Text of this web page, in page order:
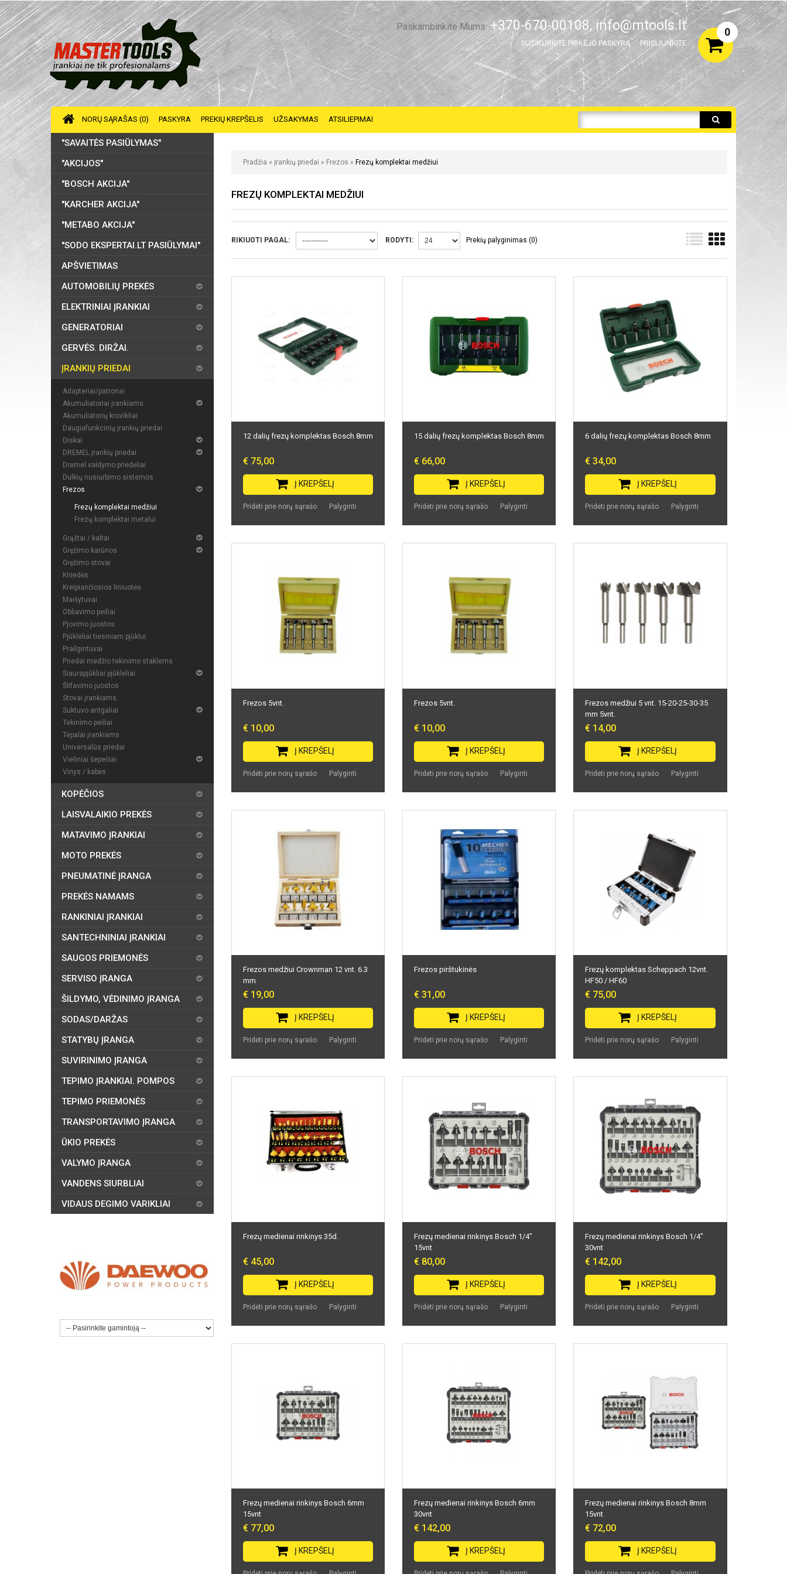
0
Paskambinkite Mums:+370-670-00108,info@mtools.lt
PRISIJUNKITE
SUSIKURKITE PIRKĖJO PASKYRĄ
NORŲ SĄRAŠAS (0) PASKYRA PREKIŲ KREPŠELIS UŽSAKYMAS ATSILIEPIMAI
Pradžia » Įrankių priedai » Frezos » Frezų komplektai medžiui
FREZŲ KOMPLEKTAI MEDŽIUI
RIKIUOTI PAGAL: RODYTI: Prekių palyginimas (0)
12 dalių frezų komplektas Bosch 8mm
€ 75,00
Į KREPŠELĮ
Pridėti prie norų sąrašo Palyginti
15 dalių frezų komplektas Bosch 8mm
€ 66,00
Į KREPŠELĮ
Pridėti prie norų sąrašo Palyginti
6 dalių frezų komplektas Bosch 8mm
€ 34,00
Į KREPŠELĮ
Pridėti prie norų sąrašo Palyginti
Frezos 5vnt.
€ 10,00
Į KREPŠELĮ
Pridėti prie norų sąrašo Palyginti
Frezos 5vnt.
€ 10,00
Į KREPŠELĮ
Pridėti prie norų sąrašo Palyginti
Frezos medžiui 5 vnt. 15-20-25-30-35
mm 5vnt.
€ 14,00
Į KREPŠELĮ
Pridėti prie norų sąrašo Palyginti
Frezos medžiui Crownman 12 vnt. 6.3
mm
€ 19,00
Į KREPŠELĮ
Pridėti prie norų sąrašo Palyginti
Frezos pirštukinės
€ 31,00
Į KREPŠELĮ
Pridėti prie norų sąrašo Palyginti
Frezų komplektas Scheppach 12vnt.
HF50 / HF60
€ 75,00
Į KREPŠELĮ
Pridėti prie norų sąrašo Palyginti
Frezų medienai rinkinys 35d.
€ 45,00
Į KREPŠELĮ
Pridėti prie norų sąrašo Palyginti
Frezų medienai rinkinys Bosch 1/4"
15vnt
€ 80,00
Į KREPŠELĮ
Pridėti prie norų sąrašo Palyginti
Frezų medienai rinkinys Bosch 1/4"
30vnt
€ 142,00
Į KREPŠELĮ
Pridėti prie norų sąrašo Palyginti
Frezų medienai rinkinys Bosch 6mm
15vnt
€ 77,00
Į KREPŠELĮ
Frezų medienai rinkinys Bosch 6mm
30vnt
€ 142,00
Į KREPŠELĮ
Frezų medienai rinkinys Bosch 8mm
15vnt
€ 72,00
Į KREPŠELĮ
"SAVAITĖS PASIŪLYMAS"
"AKCIJOS"
"BOSCH AKCIJA"
"KARCHER AKCIJA"
"METABO AKCIJA"
"SODO EKSPERTAI.LT PASIŪLYMAI"
APŠVIETIMAS
AUTOMOBILIŲ PREKĖS
ELEKTRINIAI ĮRANKIAI
GENERATORIAI
GERVĖS. DIRŽAI.
ĮRANKIŲ PRIEDAI
Adapteriai/patronai
Akumuliatoriai įrankiams
Akumuliatorių krovikliai
Daugiafunkcinių įrankių priedai
Diskai
DREMEL įrankių priedai
Dremel valdymo priedėliai
Dulkių nusiurbimo sistemos
Frezos
Frezų komplektai medžiui
Frezų komplektai metalui
Grąžtai / kaltai
Gręžimo karūnos
Gręžimo stovai
Kniedės
Kreipiančiosios liniuotės
Maišytuvai
Obliavimo peiliai
Pjovimo juostos
Pjūkleliai tiesiniam pjūklui
Prailgintuvai
Priedai medžio tekinimo staklems
Siaurapjūkliai pjūkleliai
Šlifavimo juostos
Stovai įrankiams
Suktuvo antgaliai
Tekinimo peiliai
Tepalai įrankiams
Universalūs priedai
Vieliniai šepečiai
Vinys / kabės
KOPĖČIOS
LAISVALAIKIO PREKĖS
MATAVIMO ĮRANKIAI
MOTO PREKĖS
PNEUMATINĖ ĮRANGA
PREKĖS NAMAMS
RANKINIAI ĮRANKIAI
SANTECHNINIAI ĮRANKIAI
SAUGOS PRIEMONĖS
SERVISO ĮRANGA
ŠILDYMO, VĖDINIMO ĮRANGA
SODAS/DARŽAS
STATYBŲ ĮRANGA
SUVIRINIMO ĮRANGA
TEPIMO ĮRANKIAI. POMPOS
TEPIMO PRIEMONĖS
TRANSPORTAVIMO ĮRANGA
ŪKIO PREKĖS
VALYMO ĮRANGA
VANDENS SIURBLIAI
VIDAUS DEGIMO VARIKLIAI